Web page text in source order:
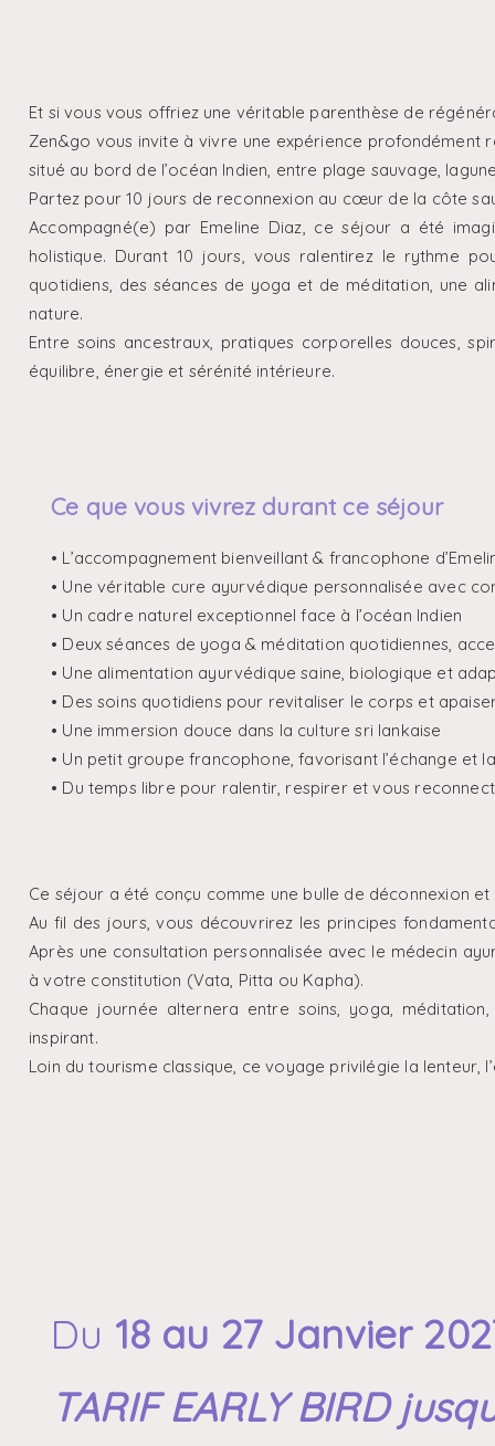
Et si vous vous offriez une véritable parenthèse de
Zen&go vous invite à vivre une expérience profondément
situé au bord de l’océan Indien, entre plage sauvage,
Partez pour 10 jours de reconnexion au cœur de la côte
Accompagné(e) par Emeline Diaz, ce séjour a été
holistique. Durant 10 jours, vous ralentirez le rythme
quotidiens, des séances de yoga et de méditation, une
nature.
Entre soins ancestraux, pratiques corporelles douces,
équilibre, énergie et sérénité intérieure.
Ce que vous vivrez durant ce séjour
• L’accompagnement bienveillant & francophone
• Une véritable cure ayurvédique personnalisée avec
• Un cadre naturel exceptionnel face à l’océan Indien
• Deux séances de yoga & méditation quotidiennes,
• Une alimentation ayurvédique saine, biologique et
• Des soins quotidiens pour revitaliser le corps et
• Une immersion douce dans la culture sri lankaise
• Un petit groupe francophone, favorisant l’échange et
• Du temps libre pour ralentir, respirer et vous
Ce séjour a été conçu comme une bulle de déconnexion
Au fil des jours, vous découvrirez les principes
Après une consultation personnalisée avec le médecin
à votre constitution (Vata, Pitta ou Kapha).
Chaque journée alternera entre soins, yoga,
inspirant.
Loin du tourisme classique, ce voyage privilégie la lenteur,
Du 18 au 27 Janvier
TARIF EARLY BIRD